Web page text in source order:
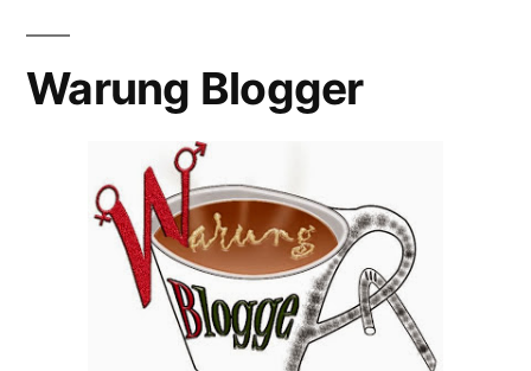
Warung Blogger